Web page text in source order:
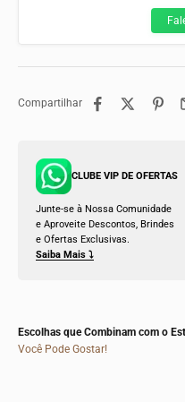
Compartilhar
CLUBE VIP DE OFERTAS
Junte-se à Nossa Comunidade
e Aproveite Descontos, Brindes
e Ofertas Exclusivas.
Saiba Mais ⤵
Escolhas que Combinam com o
Você Pode Gostar!